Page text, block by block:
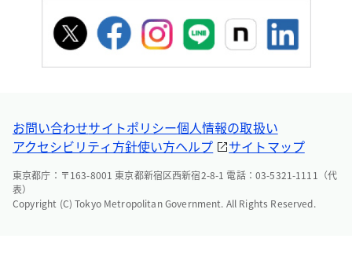
お問い合わせサイトポリシー個人情報の取扱い
アクセシビリティ方針使い方ヘルプ サイトマップ
東京都庁：〒163-8001 東京都新宿区西新宿2-8-1 電話：03-5321-1111（代
表）
Copyright (C) Tokyo Metropolitan Government. All Rights Reserved.